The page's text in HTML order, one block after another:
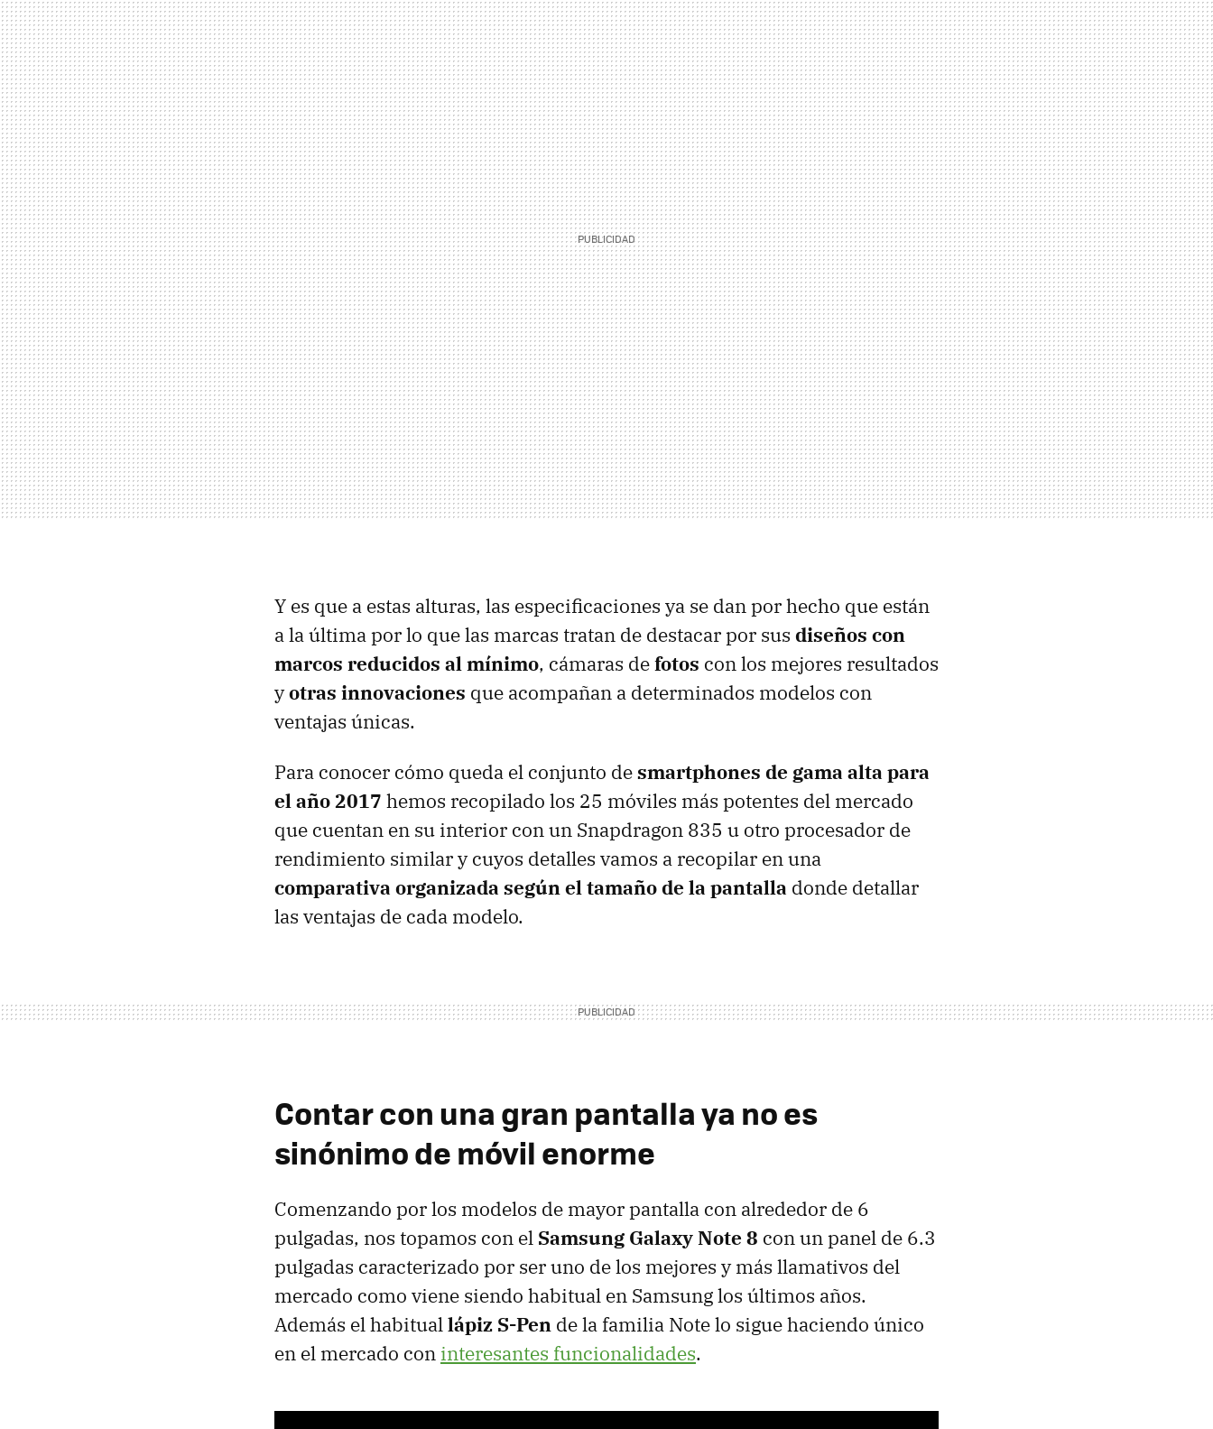
Y es que a estas alturas, las especificaciones ya se dan por hecho que están
a la última por lo que las marcas tratan de destacar por sus diseños con
marcos reducidos al mínimo, cámaras defotos con los mejores resultados
yotras innovaciones que acompañan a determinados modelos con
ventajas únicas.
Para conocer cómo queda el conjunto desmartphones de gama alta para
el año 2017 hemos recopilado los 25 móviles más potentes del mercado
que cuentan en su interior con un Snapdragon 835 u otro procesador de
rendimiento similar y cuyos detalles vamos a recopilar en una
comparativa organizada según el tamaño de la pantalla donde detallar
las ventajas de cada modelo.
Contar con una gran pantalla ya no es
sinónimo de móvil enorme
Comenzando por los modelos de mayor pantalla con alrededor de 6
pulgadas, nos topamos con el Samsung Galaxy Note 8 con un panel de 6.3
pulgadas caracterizado por ser uno de los mejores y más llamativos del
mercado como viene siendo habitual en Samsung los últimos años.
Además el habituallápiz S-Pen de la familia Note lo sigue haciendo único
en el mercado con interesantes funcionalidades.